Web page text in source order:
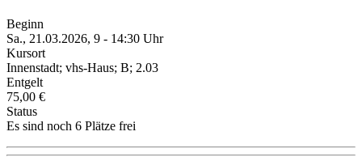
Beginn
Sa., 21.03.2026, 9 - 14:30 Uhr
Kursort
Innenstadt; vhs-Haus; B; 2.03
Entgelt
75,00 €
Status
Es sind noch 6 Plätze frei